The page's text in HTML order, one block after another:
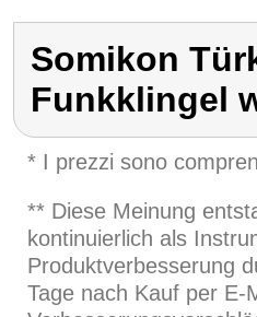
Somikon
Funkklingel
* I prezzi sono
** Diese Meinung
kontinuierlich als
Produktverbesserung
Tage nach Kauf per E-